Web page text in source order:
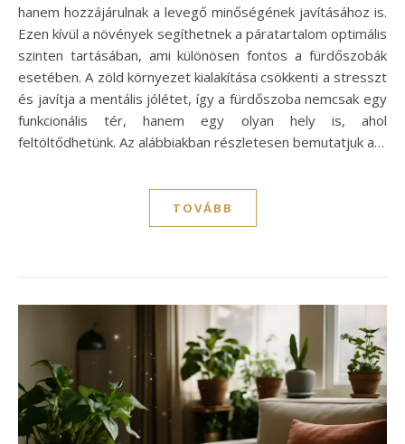
hanem hozzájárulnak a levegő minőségének javításához is.
Ezen kívül a növények segíthetnek a páratartalom optimális
szinten tartásában, ami különösen fontos a fürdőszobák
esetében. A zöld környezet kialakítása csökkenti a stresszt
és javítja a mentális jólétet, így a fürdőszoba nemcsak egy
funkcionális tér, hanem egy olyan hely is, ahol
feltöltődhetünk. Az alábbiakban részletesen bemutatjuk a…
TOVÁBB